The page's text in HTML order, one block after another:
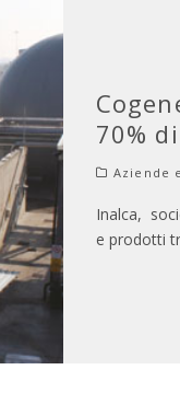
70%
Aziende
Inalca,
e prodotti